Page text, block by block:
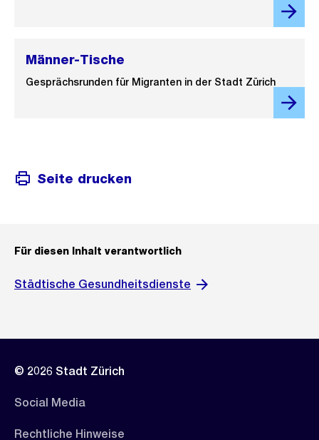
Männer-Tische
Gesprächsrunden für Migranten in der Stadt Zürich
Seite drucken
Für diesen Inhalt verantwortlich
Städtische Gesundheitsdienste
© 2026 Stadt Zürich
Social Media
Rechtliche Hinweise